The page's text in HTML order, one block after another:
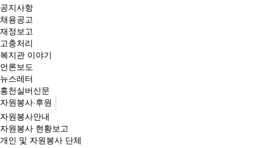
공지사항
채용공고
재정보고
고충처리
복지관 이야기
언론보도
뉴스레터
홍천실버신문
자원봉사·후원
자원봉사안내
자원봉사 현황보고
개인 및 자원봉사 단체